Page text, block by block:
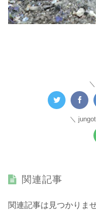
関連記事
関連記事は見つかりま